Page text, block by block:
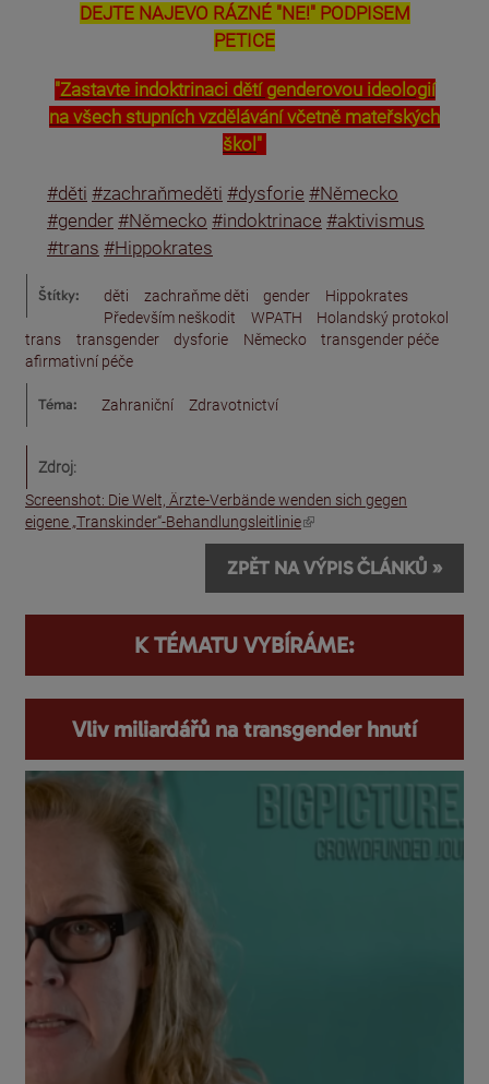
DEJTE NAJEVO RÁZNÉ "NE!" PODPISEM
PETICE
"Zastavte indoktrinaci dětí genderovou ideologií
na všech stupních vzdělávání včetně mateřských
škol "
#děti #zachraňmeděti #dysforie #Německo
#gender #Německo #indoktrinace #aktivismus
#trans #Hippokrates
Štítky: děti zachraňme děti gender
Hippokrates
Především neškodit
WPATH
Holandský protokol
trans
transgender dysforie Německo
transgender péče
afirmativní péče
Téma: Zahraniční Zdravotnictví
Zdroj:
Screenshot: Die Welt, Ärzte-Verbände wenden sich gegen
eigene „Transkinder“-Behandlungsleitlinie
(odkaz je externí)
ZPĚT NA VÝPIS ČLÁNKŮ »
K TÉMATU VYBÍRÁME:
Vliv miliardářů na transgender hnutí